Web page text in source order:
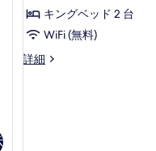
ヴ
ィ
2
キングベッド 2 台
WiFi (無料)
詳細
プ